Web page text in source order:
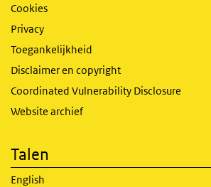
Cookies
Privacy
Toegankelijkheid
Disclaimer en copyright
Coordinated Vulnerability Disclosure
Website archief
Talen
English